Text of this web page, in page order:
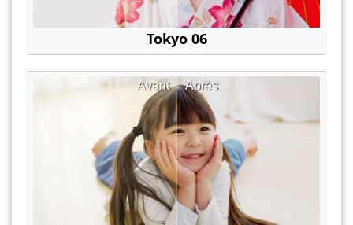
Tokyo 06
Après
Avant